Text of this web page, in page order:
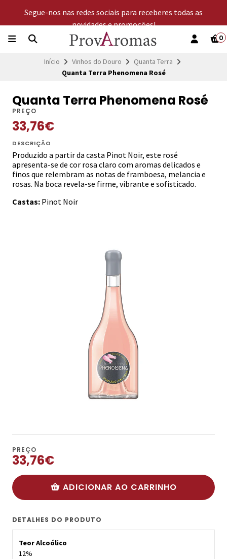
Segue-nos nas redes sociais para receberes todas as
novidades e promoções!
0
Início Vinhos do Douro
Quanta Terra
Quanta Terra Phenomena Rosé
Quanta Terra Phenomena Rosé
PREÇO
33,76€
DESCRIÇÃO
Produzido a partir da casta Pinot Noir, este rosé
apresenta-se de cor rosa claro com aromas delicados e
finos que relembram as notas de framboesa, melancia e
rosas. Na boca revela-se firme, vibrante e sofisticado.
Castas: Pinot Noir
PREÇO
33,76€
ADICIONAR AO CARRINHO
DETALHES DO PRODUTO
Teor Alcoólico
12%